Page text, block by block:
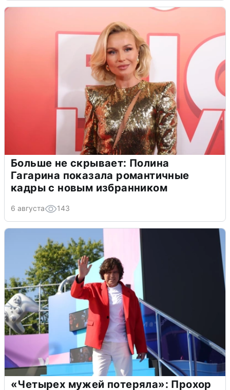
Больше не скрывает: Полина
Гагарина показала романтичные
кадры с новым избранником
6 августа 143
«Четырех мужей потеряла»: Прохор